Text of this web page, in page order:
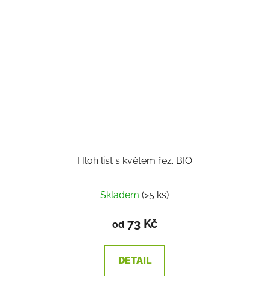
Hloh list s květem řez. BIO
Skladem (>5 ks)
od73 Kč
DETAIL